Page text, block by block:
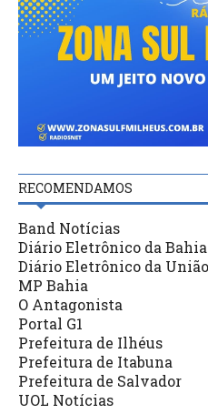
RECOMENDAMOS
Band Notícias
Diário Eletrônico da Bahia
Diário Eletrônico da União
MP Bahia
O Antagonista
Portal G1
Prefeitura de Ilhéus
Prefeitura de Itabuna
Prefeitura de Salvador
UOL Notícias